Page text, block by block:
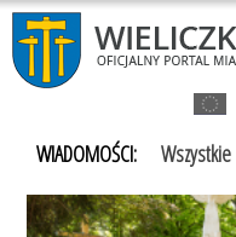
do
treści
do
do
do
WIADOMOŚCI: Wszystkie